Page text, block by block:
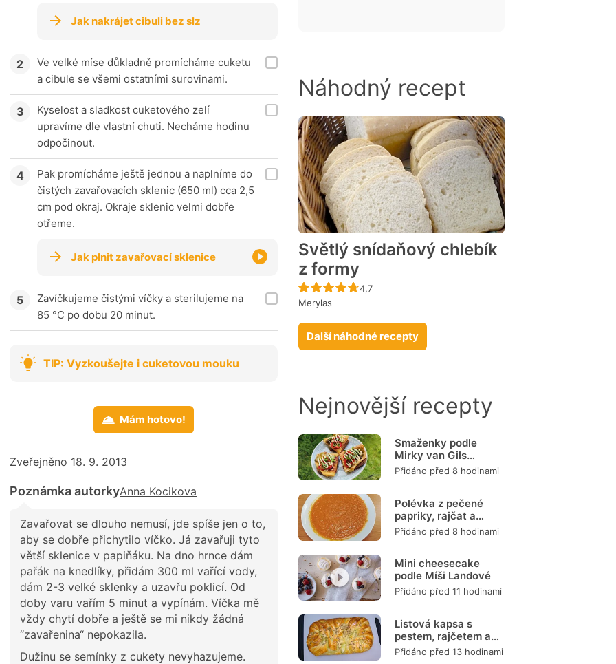
Jak nakrájet cibuli bez slz
Ve velké míse důkladně promícháme cuketu
a cibule se všemi ostatními surovinami.
Kyselost a sladkost cuketového zelí
upravíme dle vlastní chuti. Necháme hodinu
odpočinout.
Pak promícháme ještě jednou a naplníme do
čistých zavařovacích sklenic (650 ml) cca 2,5
cm pod okraj. Okraje sklenic velmi dobře
otřeme.
Jak plnit zavařovací sklenice
Zavíčkujeme čistými víčky a sterilujeme na
85 °C po dobu 20 minut.
TIP: Vyzkoušejte i cuketovou mouku
Mám hotovo!
Zveřejněno 18. 9. 2013
Poznámka autorkyAnna Kocikova
Zavařovat se dlouho nemusí, jde spíše jen o to,
aby se dobře přichytilo víčko. Já zavařuji tyto
větší sklenice v papiňáku. Na dno hrnce dám
pařák na knedlíky, přidám 300 ml vařící vody,
dám 2-3 velké sklenky a uzavřu poklicí. Od
doby varu vařím 5 minut a vypínám. Víčka mě
vždy chytí dobře a ještě se mi nikdy žádná
“zavařenina“ nepokazila.
Dužinu se semínky z cukety nevyhazujeme.
Náhodný recept
Světlý snídaňový chlebík
z formy
Recept ještě nebyl hodnocen
4,7
Merylas
Další náhodné recepty
Nejnovější recepty
Smaženky podle
Mirky van Gils
Slavíkové
Přidáno před 8 hodinami
Polévka z pečené
papriky, rajčat a
mrkve
Přidáno před 8 hodinami
Mini cheesecake
podle Míši Landové
Přidáno před 11 hodinami
Listová kapsa s
pestem, rajčetem a
mozzarellou
Přidáno před 13 hodinami